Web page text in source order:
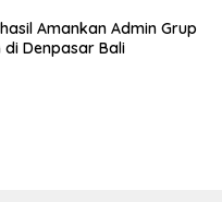
Amankan Admin Grup
di Denpasar Bali